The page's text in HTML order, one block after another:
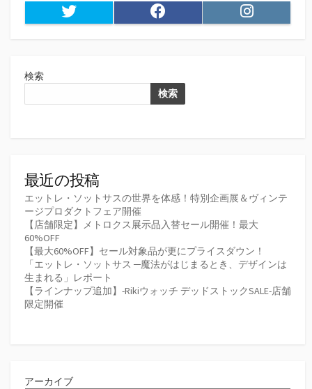
Twitter Facebook Instagram
検索
検索
最近の投稿
エットレ・ソットサスの世界を体感！特別企画展＆ヴィンテ
ージプロダクトフェア開催
【店舗限定】メトロクス展示品入替セール開催！最大
60%OFF
【最大60%OFF】セール対象品が更にプライスダウン！
「エットレ・ソットサス ─魔法がはじまるとき、デザインは
生まれる」レポート
【ラインナップ追加】-Rikiウォッチ デッドストックSALE-店舗
限定開催
アーカイブ